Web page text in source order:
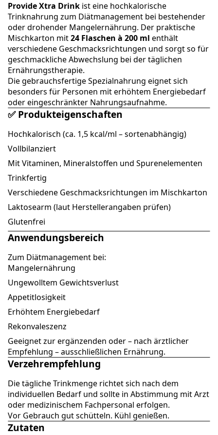
Provide Xtra Drink ist eine hochkalorische
Trinknahrung zum Diätmanagement bei bestehender
oder drohender Mangelernährung. Der praktische
Mischkarton mit24 Flaschen à 200 ml enthält
verschiedene Geschmacksrichtungen und sorgt so für
geschmackliche Abwechslung bei der täglichen
Ernährungstherapie.
Die gebrauchsfertige Spezialnahrung eignet sich
besonders für Personen mit erhöhtem Energiebedarf
oder eingeschränkter Nahrungsaufnahme.
✅ Produkteigenschaften
Hochkalorisch (ca. 1,5 kcal/ml – sortenabhängig)
Vollbilanziert
Mit Vitaminen, Mineralstoffen und Spurenelementen
Trinkfertig
Verschiedene Geschmacksrichtungen im Mischkarton
Laktosearm (laut Herstellerangaben prüfen)
Glutenfrei
Anwendungsbereich
Zum Diätmanagement bei:
Mangelernährung
Ungewolltem Gewichtsverlust
Appetitlosigkeit
Erhöhtem Energiebedarf
Rekonvaleszenz
Geeignet zur ergänzenden oder – nach ärztlicher
Empfehlung – ausschließlichen Ernährung.
Verzehrempfehlung
Die tägliche Trinkmenge richtet sich nach dem
individuellen Bedarf und sollte in Abstimmung mit Arzt
oder medizinischem Fachpersonal erfolgen.
Vor Gebrauch gut schütteln. Kühl genießen.
Zutaten